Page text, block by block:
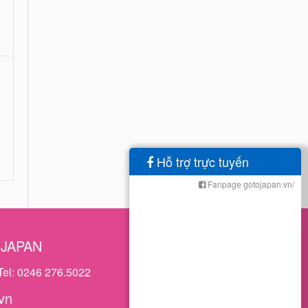
0246 276.5022
Hỗ trợ trực tuyến
Fanpage gotojapan.vn/